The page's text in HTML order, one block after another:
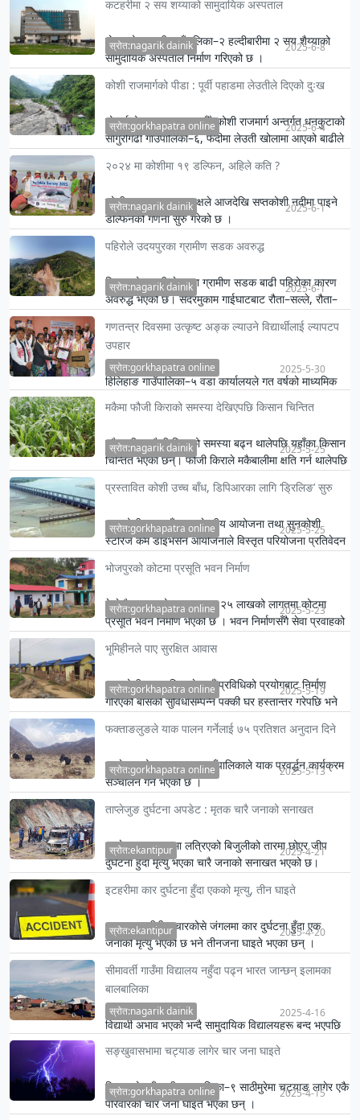
कटहरीमा २ सय शय्याको सामुदायिक अस्पताल
मोरङको कटहरी गाउँपालिका–२ हल्दीबारीमा २ सय शैय्याको
सामुदायिक अस्पताल निर्माण गरिएको छ ।
स्रोत:nagarik dainik 2025-6-8
कोशी राजमार्गको पीडा : पूर्वी पहाडमा लेउतीले दिएको दुःख
यो वर्षको मनसुन सुरु भएसँगै कोशी राजमार्ग अन्तर्गत धनकुटाको
साँगुरीगढी गाउँपालिका–६, फेदीमा लेउती खोलामा आएको बाढीले
स्रोत:gorkhapatra online 2025-6-4
२०२४ मा कोशीमा १९ डल्फिन, अहिले कति ?
कोशी टप्पु वन्यजन्तु आरक्षले आजदेखि सप्तकोशी नदीमा पाइने
डल्फिनको गणना सुरु गरेको छ ।
स्रोत:nagarik dainik 2025-6-1
पहिरोले उदयपुरका ग्रामीण सडक अवरुद्ध
जिल्लाको पहाडी क्षेत्रका ग्रामीण सडक बाढी पहिरोका कारण
अवरुद्ध भएको छ। सदरमुकाम गाईघाटबाट रौता–सल्ले, रौता–
स्रोत:nagarik dainik 2025-6-1
गणतन्त्र दिवसमा उत्कृष्ट अङ्क ल्याउने विद्यार्थीलाई ल्यापटप
उपहार
हिलिहाङ गाउँपालिका–५ वडा कार्यालयले गत वर्षको माध्यमिक
शिक्षा परीक्षा ९एसइई०मा वडाबाट उत्कृष्ट अङ्क ल्याई उत्तीर्ण
हु…
स्रोत:gorkhapatra online 2025-5-30
मकैमा फौजी किराको समस्या देखिएपछि किसान चिन्तित
मकैबालीमा फौजी किराको समस्या बढ्न थालेपछि यहाँका किसान
चिन्तित भएका छन्। फौजी किराले मकैबालीमा क्षति गर्न थालेपछि
स्रोत:nagarik dainik 2025-5-25
प्रस्तावित कोशी उच्च बाँध, डिपिआरका लागि ‘ड्रिलिङ’ सुरु
सप्तकोशी उच्च बाँध बहुउद्देश्यीय आयोजना तथा सुनकोशी
स्टोरेज कम डाइभर्सन आयोजनाले विस्तृत परियोजना प्रतिवेदन
स्रोत:gorkhapatra online 2025-5-25
भोजपुरको कोटमा प्रसूति भवन निर्माण
टेम्केमैयुङ–६ को प्रयासमा रु २५ लाखको लागतमा कोटमा
प्रसूति भवन निर्माण भएको छ । भवन निर्माणसँगै सेवा प्रवाहको
स्रोत:gorkhapatra online 2025-5-23
भूमिहीनले पाए सुरक्षित आवास
सप्तकोशी नगरपालिकाले नयाँ प्रविधिको प्रयोगबाट निर्माण
गरिएको बाँसको सुविधासम्पन्न पक्की घर हस्तान्तर गरेपछि भने
स्रोत:gorkhapatra online 2025-5-19
फक्ताङलुङले याक पालन गर्नेलाई ७५ प्रतिशत अनुदान दिने
ताप्लेजुङको फक्ताङलुङ गाउँपालिकाले याक प्रवर्द्धन कार्यक्रम
सञ्चालन गर्ने भएको छ ।
स्रोत:gorkhapatra online 2025-5-13
ताप्लेजुङ दुर्घटना अपडेट : मृतक चारै जनाको सनाखत
ताप्लेजुङमा सडकमा लत्रिएको बिजुलीको तारमा छोएर जीप
दुर्घटना हुँदा मृत्यु भएका चारै जनाको सनाखत भएको छ।
स्रोत:ekantipur 2025-4-21
इटहरीमा कार दुर्घटना हुँदा एकको मृत्यु, तीन घाइते
धरान–इटहरीबीच चारकोसे जंगलमा कार दुर्घटना हुँदा एक
जनाको मृत्यु भएको छ भने तीनजना घाइते भएका छन् ।
स्रोत:ekantipur 2025-4-20
सीमावर्ती गाउँमा विद्यालय नहुँदा पढ्न भारत जान्छन् इलामका
बालबालिका
विद्यार्थी अभाव भएको भन्दै सामुदायिक विद्यालयहरू बन्द भएपछि
भारतीय सीमावर्ती क्षेत्रका बालबालिका भारतमा पढ्न बाध्य छन…
स्रोत:nagarik dainik 2025-4-16
सङ्खुवासभामा चट्याङ लागेर चार जना घाइते
जिल्लाको खाँदबारी नगरपालिका–९ साठीमुरेमा चट्याङ लागेर एकै
परिवारका चार जना घाइते भएका छन् ।
स्रोत:gorkhapatra online 2025-4-15